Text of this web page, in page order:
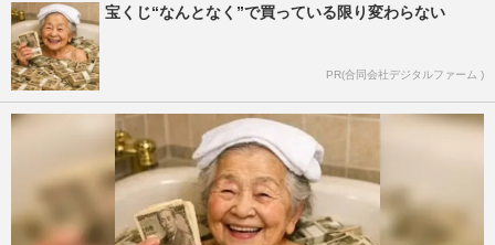
宝くじ“なんとなく”で買っている限り変わらない
PR(合同会社デジタルファーム )